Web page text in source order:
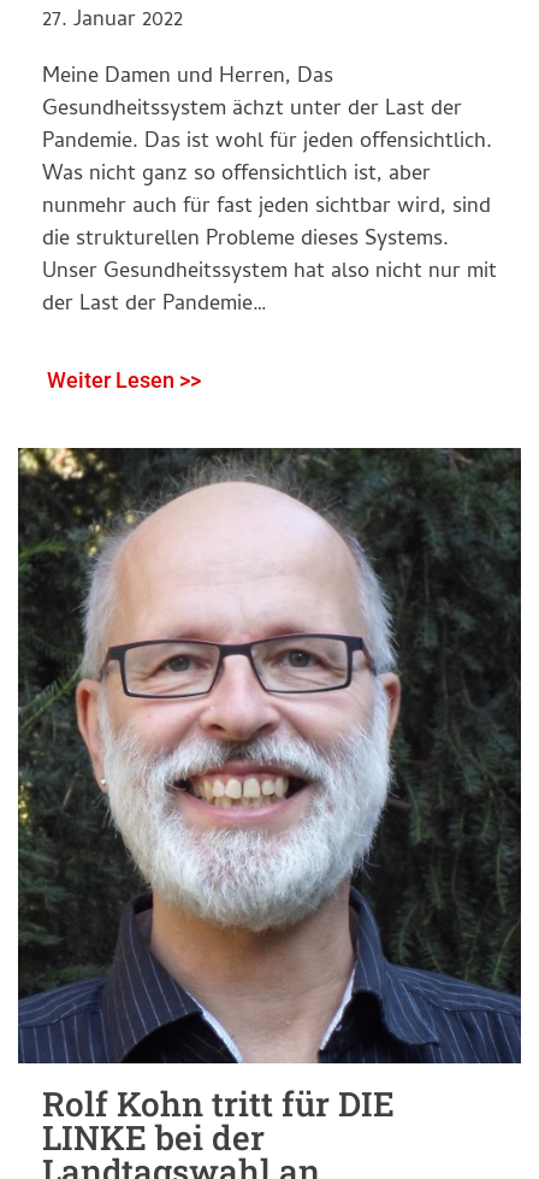
27. Januar 2022
Meine Damen und Herren, Das
Gesundheitssystem ächzt unter der Last der
Pandemie. Das ist wohl für jeden offensichtlich.
Was nicht ganz so offensichtlich ist, aber
nunmehr auch für fast jeden sichtbar wird, sind
die strukturellen Probleme dieses Systems.
Unser Gesundheitssystem hat also nicht nur mit
der Last der Pandemie…
Weiter Lesen >>
Rolf Kohn tritt für DIE
LINKE bei der